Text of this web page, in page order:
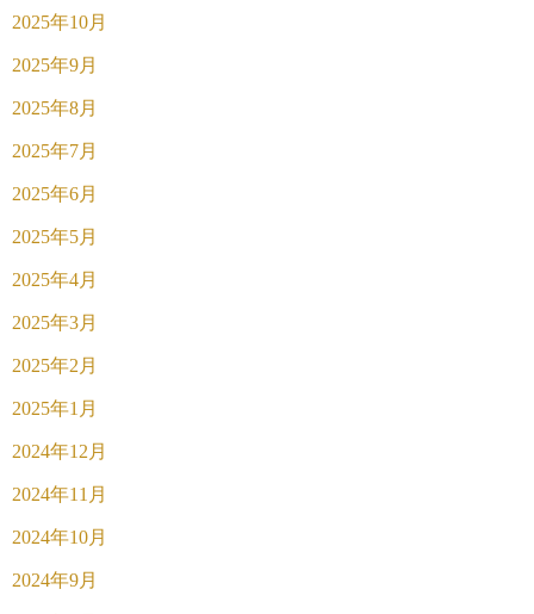
2025年10月
2025年9月
2025年8月
2025年7月
2025年6月
2025年5月
2025年4月
2025年3月
2025年2月
2025年1月
2024年12月
2024年11月
2024年10月
2024年9月